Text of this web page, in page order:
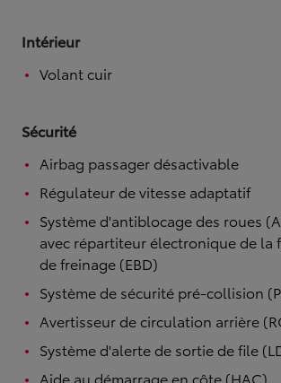
Intérieur
Volant cuir
Sécurité
Airbag passager désactivable
Régulateur de vitesse adaptatif
Système d'antiblocage des roues
avec répartiteur électronique de la
de freinage (EBD)
Système de sécurité pré-collision
Avertisseur de circulation arrière
Système d'alerte de sortie de file
Aide au démarrage en côte (HAC)